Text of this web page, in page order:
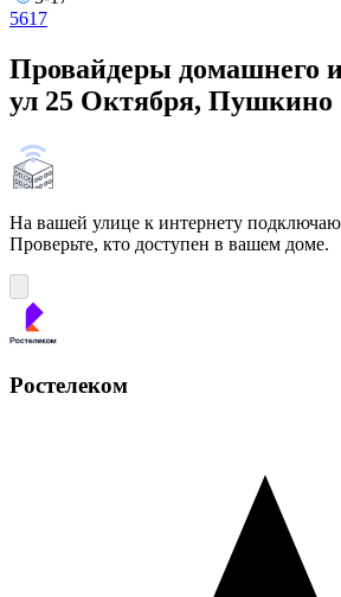
5617
Провайдеры домашнего
ул 25 Октября, Пушкино
На вашей улице к интернету
Проверьте, кто доступен в вашем доме.
Ростелеком